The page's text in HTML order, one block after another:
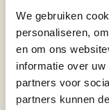
We gebruiken
personaliseren,
en om ons
informatie over
partners voor
partners kunnen